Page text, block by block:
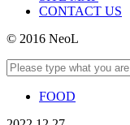
CONTACT US
© 2016 NeoL
FOOD